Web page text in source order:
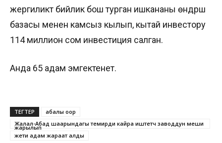
жергиликтүү бийлик бош турган ишкананы өндүрүш
базасы менен камсыз кылып, кытай инвестору
114 миллион сом инвестиция салган.
Анда 65 адам эмгектенет.
ТЕГТЕР
абалы оор
Жалал-Абад шаарындагы темирди кайра иштетүүчү заводдун меши
жарылып
жети адам жараат алды